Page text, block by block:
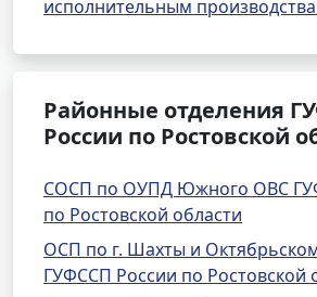
исполнительным
Районные отделения
России по Ростовской
СОСП по ОУПД Южного ОВС
по Ростовской области
ОСП по г. Шахты и
ГУФССП России по Ростовской